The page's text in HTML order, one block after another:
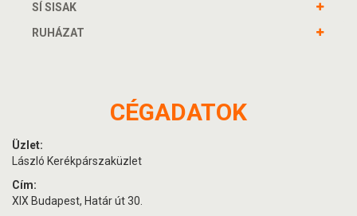
SÍ SISAK
RUHÁZAT
CÉGADATOK
Üzlet:
László Kerékpárszaküzlet
Cím:
XIX Budapest, Határ út 30.